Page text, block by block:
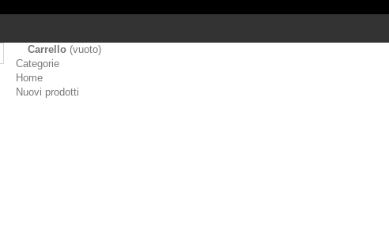
Carrello (vuoto)
Categorie
Home
Nuovi prodotti